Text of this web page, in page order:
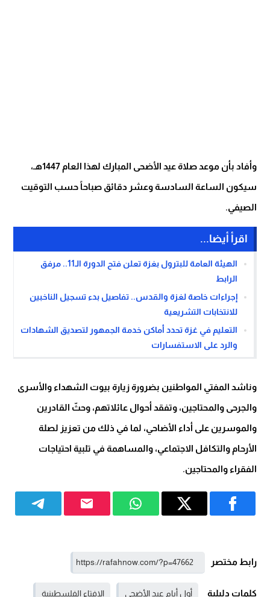
وأفاد بأن موعد صلاة عيد الأضحى المبارك لهذا العام 1447هـ،
سيكون الساعة السادسة وعشر دقائق صباحاً حسب التوقيت
الصيفي.
اقرأ أيضا...
الهيئة العامة للبترول بغزة تعلن فتح الدورة الـ11.. مرفق
الرابط
إجراءات خاصة لغزة والقدس.. تفاصيل بدء تسجيل الناخبين
للانتخابات التشريعية
التعليم في غزة تحدد أماكن خدمة الجمهور لتصديق الشهادات
والرد على الاستفسارات
وناشد المفتي المواطنين بضرورة زيارة بيوت الشهداء والأسرى
والجرحى والمحتاجين، وتفقد أحوال عائلاتهم، وحثّ القادرين
والموسرين على أداء الأضاحي، لما في ذلك من تعزيز لصلة
الأرحام والتكافل الاجتماعي، والمساهمة في تلبية احتياجات
الفقراء والمحتاجين.
رابط مختصر
كلمات دليلية أول أيام عيد الأضحى الإفتاء الفلسطينية